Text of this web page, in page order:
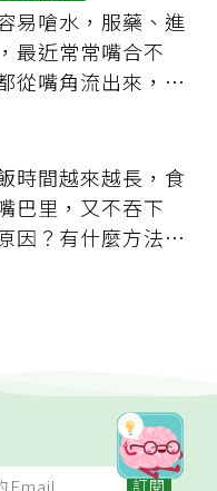
易嗆水，服藥、進
最近常常嘴合不
從嘴角流出來，這
鼻胃管，有什麼餵
時間越來越長，食
巴里，又不吞下
因？有什麼方法